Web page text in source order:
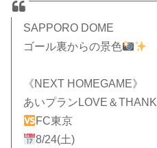
SAPPORO DOME
ゴール裏からの景色
《NEXT HOMEGAME》
あいプランLOVE＆
FC東京
8/24(土)